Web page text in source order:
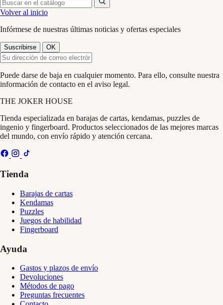
Volver al inicio
Infórmese de nuestras últimas noticias y ofertas especiales
Puede darse de baja en cualquier momento. Para ello, consulte nuestra
información de contacto en el aviso legal.
THE JOKER HOUSE
Tienda especializada en barajas de cartas, kendamas, puzzles de
ingenio y fingerboard. Productos seleccionados de las mejores marcas
del mundo, con envío rápido y atención cercana.
Tienda
Barajas de cartas
Kendamas
Puzzles
Juegos de habilidad
Fingerboard
Ayuda
Gastos y plazos de envío
Devoluciones
Métodos de pago
Preguntas frecuentes